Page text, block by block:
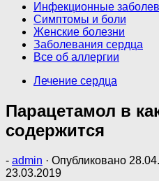
Инфекционные
Симптомы и боли
Женские болезни
Заболевания сердца
Все об аллергии
Лечение сердца
Парацетамол в
содержится
- admin · Опубликовано
23.03.2019